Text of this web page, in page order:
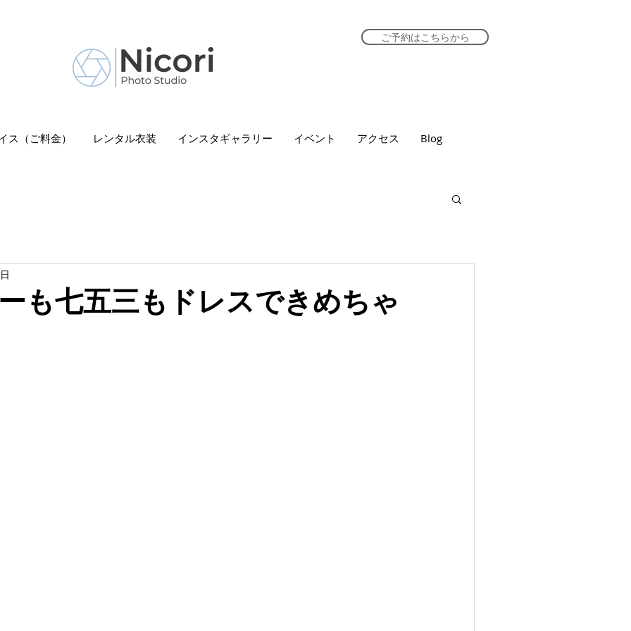
ご予約はこちらから
ス（ご料金） レンタル衣装 インスタギャラリー イベント アクセス Blog
も七五三もドレスできめちゃ